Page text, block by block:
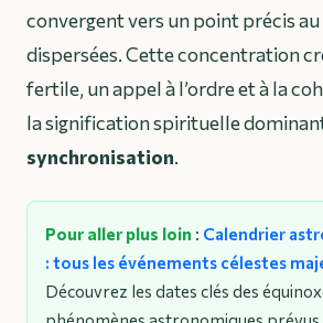
convergent vers un point précis au
dispersées. Cette concentration
fertile, un appel à l’ordre et à la
la signification spirituelle
synchronisation.
Pour aller plus loin : Calendrier
: tous les événements célestes
Découvrez les dates clés des